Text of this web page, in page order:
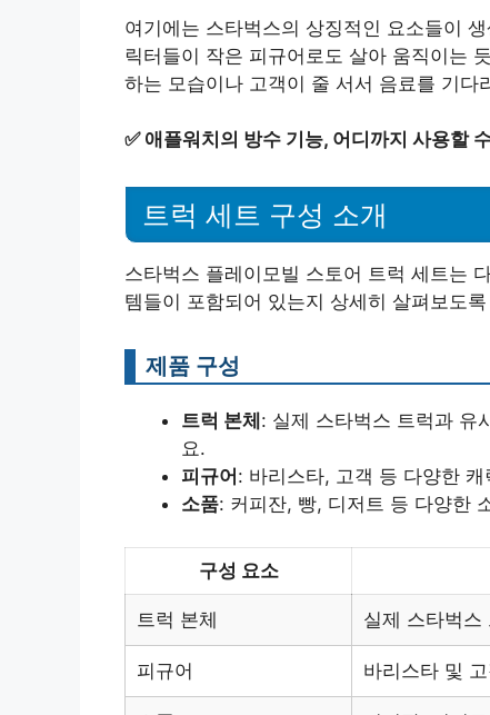
여기에는 스타벅스의 상징적인 요소들이
릭터들이 작은 피규어로도 살아 움직이는
하는 모습이나 고객이 줄 서서 음료를 기다
✅ 애플워치의 방수 기능, 어디까지 사용할
트럭 세트 구성 소개
스타벅스 플레이모빌 스토어 트럭 세트는
템들이 포함되어 있는지 상세히 살펴보도
제품 구성
트럭 본체 : 실제 스타벅스 트럭과 유
요.
피규어 : 바리스타, 고객 등 다양한
소품: 커피잔, 빵, 디저트 등 다양한
구성 요소
트럭 본체 실제 스타벅스
피규어 바리스타 및